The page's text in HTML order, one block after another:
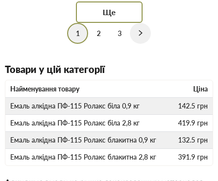
Ще
1 2 3
Товари у цій категорії
Найменування товару Ціна
Емаль алкідна ПФ-115 Ролакс біла 0,9 кг 142.5 грн
Емаль алкідна ПФ-115 Ролакс біла 2,8 кг 419.9 грн
Емаль алкідна ПФ-115 Ролакс блакитна 0,9 кг 132.5 грн
Емаль алкідна ПФ-115 Ролакс блакитна 2,8 кг 391.9 грн